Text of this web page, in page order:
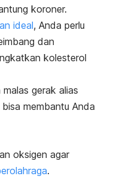
koroner.
ideal, Anda perlu
dan
kolesterol
gerak alias
membantu Anda
oksigen agar
.